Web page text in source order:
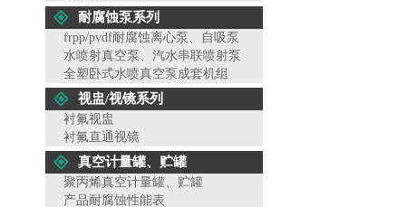
耐腐蚀泵系列
frpp/pvdf耐腐蚀离心泵、自吸泵
水喷射真空泵、汽水串联喷射泵
全塑卧式水喷真空泵成套机组
视盅/视镜系列
衬氟视盅
衬氟直通视镜
真空计量罐、贮罐
聚丙烯真空计量罐、贮罐
产品耐腐蚀性能表